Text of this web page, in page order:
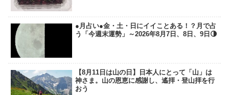
●月占い●金・土・日にイイことある！？月で占
う「今週末運勢」～2026年8月7日、8日、9日🌗
【8月11日は山の日】日本人にとって「山」は
神さま。山の恩恵に感謝し、遙拝・登山拝を行
おう